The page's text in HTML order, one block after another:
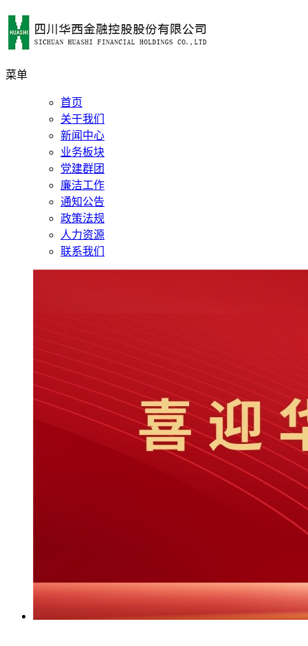
菜单
首页
关于我们
新闻中心
业务板块
党建群团
廉洁工作
通知公告
政策法规
人力资源
联系我们